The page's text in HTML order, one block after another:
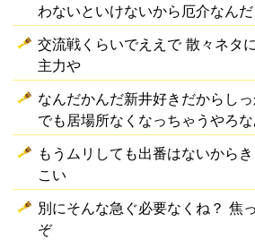
わないといけないから厄介なん
交流戦くらいでええで 散々ネタ
主力や
なんだかんだ新井好きだからし
でも居場所なくなっちゃうやろ
もうムリしても出番はないから
こい
別にそんな急ぐ必要なくね？ 焦
ぞ